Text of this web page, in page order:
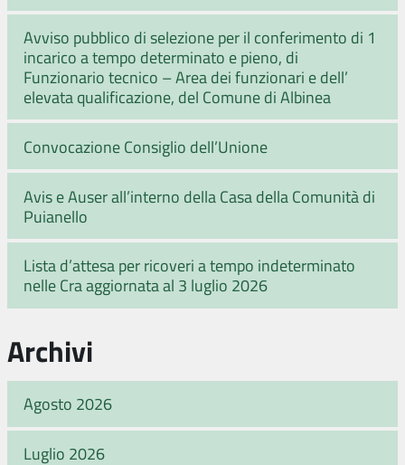
Avviso pubblico di selezione per il conferimento di 1
incarico a tempo determinato e pieno, di
Funzionario tecnico – Area dei funzionari e dell’
elevata qualificazione, del Comune di Albinea
Convocazione Consiglio dell’Unione
Avis e Auser all’interno della Casa della Comunità di
Puianello
Lista d’attesa per ricoveri a tempo indeterminato
nelle Cra aggiornata al 3 luglio 2026
Archivi
Agosto 2026
Luglio 2026